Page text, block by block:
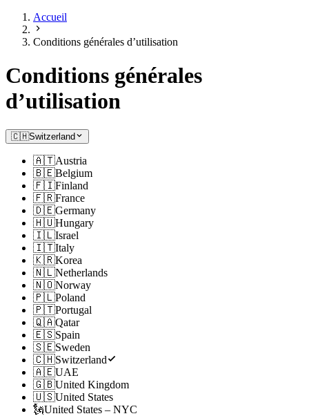
Accueil
Conditions générales d’utilisation
Conditions générales
d’utilisation
🇨🇭Switzerland
🇦🇹Austria
🇧🇪Belgium
🇫🇮Finland
🇫🇷France
🇩🇪Germany
🇭🇺Hungary
🇮🇱Israel
🇮🇹Italy
🇰🇷Korea
🇳🇱Netherlands
🇳🇴Norway
🇵🇱Poland
🇵🇹Portugal
🇶🇦Qatar
🇪🇸Spain
🇸🇪Sweden
🇨🇭Switzerland
🇦🇪UAE
🇬🇧United Kingdom
🇺🇸United States
🗽United States – NYC